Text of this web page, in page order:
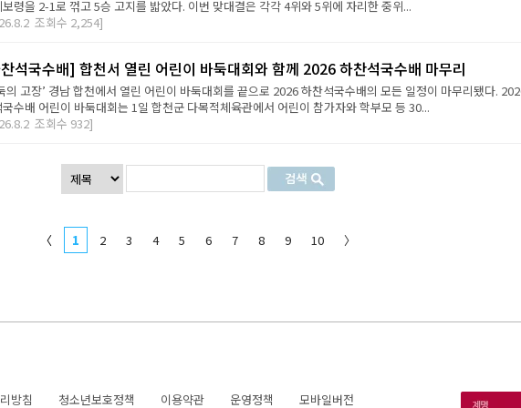
보령을 2-1로 꺾고 5승 고지를 밟았다. 이번 맞대결은 각각 4위와 5위에 자리한 중위...
조회수 2,254]
석국수배] 합천서 열린 어린이 바둑대회와 함께 2026 하찬석국수배 마무리
의 고장’ 경남 합천에서 열린 어린이 바둑대회를 끝으로 2026 하찬석국수배의 모든 일정이 마무리됐다.
국수배 어린이 바둑대회는 1일 합천군 다목적체육관에서 어린이 참가자와 학부모 등 30...
조회수 932]
〈 1 2 3 4 5 6 7 8 9 10 〉
방침 청소년보호정책 이용약관 운영정책 모바일버전